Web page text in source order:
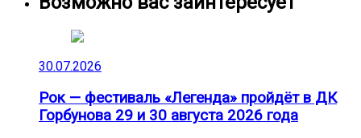
30.07.2026
Рок — фестиваль «Легенда» пройдёт в ДК
Горбунова 29 и 30 августа 2026 года